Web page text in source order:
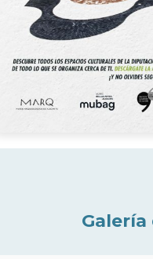
Galería